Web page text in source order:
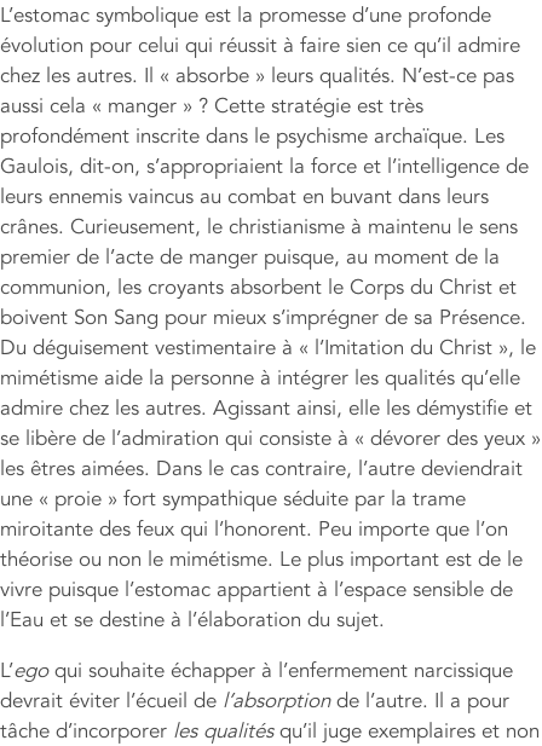
L’estomac symbolique est la promesse d’une profonde
évolution pour celui qui réussit à faire sien ce qu’il admire
chez les autres. Il « absorbe » leurs qualités. N’est-ce pas
aussi cela « manger » ? Cette stratégie est très
profondément inscrite dans le psychisme archaïque. Les
Gaulois, dit-on, s’appropriaient la force et l’intelligence de
leurs ennemis vaincus au combat en buvant dans leurs
crânes. Curieusement, le christianisme à maintenu le sens
premier de l’acte de manger puisque, au moment de la
communion, les croyants absorbent le Corps du Christ et
boivent Son Sang pour mieux s’imprégner de sa Présence.
Du déguisement vestimentaire à « l’Imitation du Christ », le
mimétisme aide la personne à intégrer les qualités qu’elle
admire chez les autres. Agissant ainsi, elle les démystifie et
se libère de l’admiration qui consiste à « dévorer des yeux »
les êtres aimées. Dans le cas contraire, l’autre deviendrait
une « proie » fort sympathique séduite par la trame
miroitante des feux qui l’honorent. Peu importe que l’on
théorise ou non le mimétisme. Le plus important est de le
vivre puisque l’estomac appartient à l’espace sensible de
l’Eau et se destine à l’élaboration du sujet.
L’egoqui souhaite échapper à l’enfermement narcissique
devrait éviter l’écueil de l’absorptionde l’autre. Il a pour
tâche d’incorporer les qualitésqu’il juge exemplaires et non